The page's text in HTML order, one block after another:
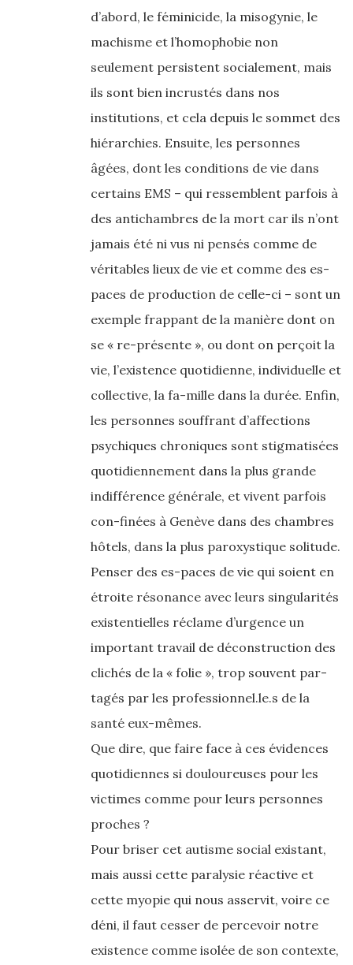
d’abord, le féminicide, la misogynie, le
machisme et l’homophobie non
seulement persistent socialement, mais
ils sont bien incrustés dans nos
institutions, et cela depuis le sommet des
hiérarchies. Ensuite, les personnes
âgées, dont les conditions de vie dans
certains EMS – qui ressemblent parfois à
des antichambres de la mort car ils n’ont
jamais été ni vus ni pensés comme de
véritables lieux de vie et comme des es-
paces de production de celle-ci – sont un
exemple frappant de la manière dont on
se « re-présente », ou dont on perçoit la
vie, l’existence quotidienne, individuelle et
collective, la fa-mille dans la durée. Enfin,
les personnes souffrant d’affections
psychiques chroniques sont stigmatisées
quotidiennement dans la plus grande
indifférence générale, et vivent parfois
con-finées à Genève dans des chambres
hôtels, dans la plus paroxystique solitude.
Penser des es-paces de vie qui soient en
étroite résonance avec leurs singularités
existentielles réclame d’urgence un
important travail de déconstruction des
clichés de la « folie », trop souvent par-
tagés par les professionnel.le.s de la
santé eux-mêmes.
Que dire, que faire face à ces évidences
quotidiennes si douloureuses pour les
victimes comme pour leurs personnes
proches ?
Pour briser cet autisme social existant,
mais aussi cette paralysie réactive et
cette myopie qui nous asservit, voire ce
déni, il faut cesser de percevoir notre
existence comme isolée de son contexte,